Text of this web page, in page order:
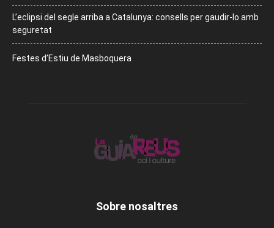
L’eclipsi del segle arriba a Catalunya: consells per gaudir-lo amb
seguretat
Festes d’Estiu de Masboquera
Sobre nosaltres